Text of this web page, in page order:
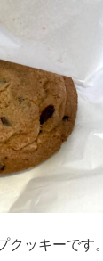
クッキーです。